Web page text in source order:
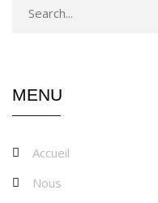
MENU
Accueil
Nous